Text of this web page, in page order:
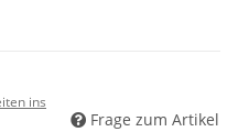
ins
Frage zum Artikel